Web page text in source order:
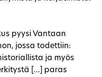
pyysi Vantaan
jossa todettiin:
ja myös
[…] paras